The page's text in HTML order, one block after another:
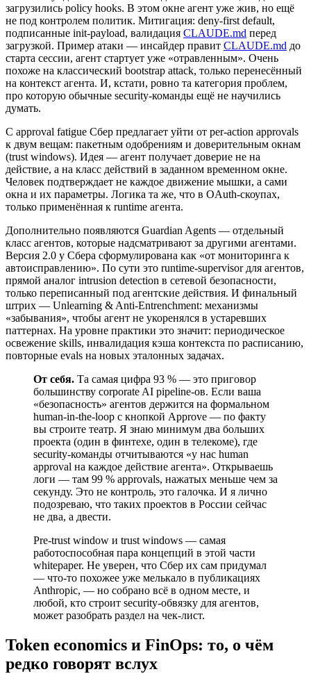
загрузились policy hooks. В этом окне агент уже жив, но ещё
не под контролем политик. Митигация: deny-first default,
подписанные init-payload, валидация CLAUDE.md перед
загрузкой. Пример атаки — инсайдер правит CLAUDE.md до
старта сессии, агент стартует уже «отравленным». Очень
похоже на классический bootstrap attack, только перенесённый
на контекст агента. И, кстати, ровно та категория проблем,
про которую обычные security-команды ещё не научились
думать.
С approval fatigue Сбер предлагает уйти от per-action approvals
к двум вещам: пакетным одобрениям и доверительным окнам
(trust windows). Идея — агент получает доверие не на
действие, а на класс действий в заданном временном окне.
Человек подтверждает не каждое движение мышки, а сами
окна и их параметры. Логика та же, что в OAuth-скоупах,
только применённая к runtime агента.
Дополнительно появляются Guardian Agents — отдельный
класс агентов, которые надсматривают за другими агентами.
Версия 2.0 у Сбера сформулирована как «от мониторинга к
автоисправлению». По сути это runtime-supervisor для агентов,
прямой аналог intrusion detection в сетевой безопасности,
только переписанный под агентские действия. И финальный
штрих — Unlearning & Anti-Entrenchment: механизмы
«забывания», чтобы агент не укоренялся в устаревших
паттернах. На уровне практики это значит: периодическое
освежение skills, инвалидация кэша контекста по расписанию,
повторные evals на новых эталонных задачах.
От себя. Та самая цифра 93 % — это приговор
большинству corporate AI pipeline-ов. Если ваша
«безопасность» агентов держится на формальном
human-in-the-loop с кнопкой Approve — по факту
вы строите театр. Я знаю минимум два больших
проекта (один в финтехе, один в телекоме), где
security-команды отчитываются «у нас human
approval на каждое действие агента». Открываешь
логи — там 99 % approvals, нажатых меньше чем за
секунду. Это не контроль, это галочка. И я лично
подозреваю, что таких проектов в России сейчас
не два, а двести.
Pre-trust window и trust windows — самая
работоспособная пара концепций в этой части
whitepaper. Не уверен, что Сбер их сам придумал
— что-то похожее уже мелькало в публикациях
Anthropic, — но собрано всё в одном месте, и
любой, кто строит security-обвязку для агентов,
может разобрать раздел на чек-лист.
Token economics и FinOps: то, о чём
редко говорят вслух